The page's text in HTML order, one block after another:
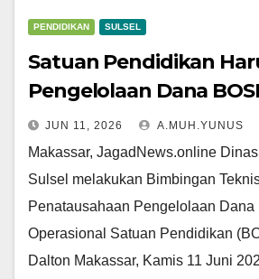
PENDIDIKAN SULSEL
Satuan Pendidikan
Pengelolaan Dana
JUN 11, 2026 A.MUH.YUNUS
Makassar, JagadNews.online
Sulsel melakukan Bimbingan
Penatausahaan Pengelolaan Dana
Operasional Satuan Pendidikan
Dalton Makassar, Kamis 11 Juni